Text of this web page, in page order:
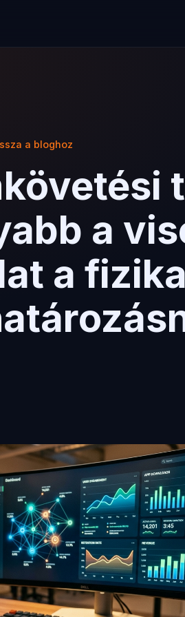
a bloghoz
a
a